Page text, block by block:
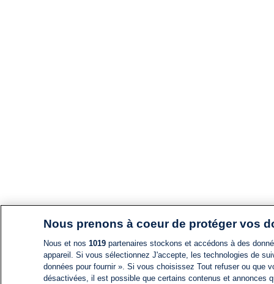
Nous prenons à coeur de protéger vos
Nous et nos 1019partenaires stockons et accédons à des
appareil. Si vous sélectionnez J'accepte, les technologies de
données pour fournir ». Si vous choisissez Tout refuser ou
désactivées, il est possible que certains contenus et annonces